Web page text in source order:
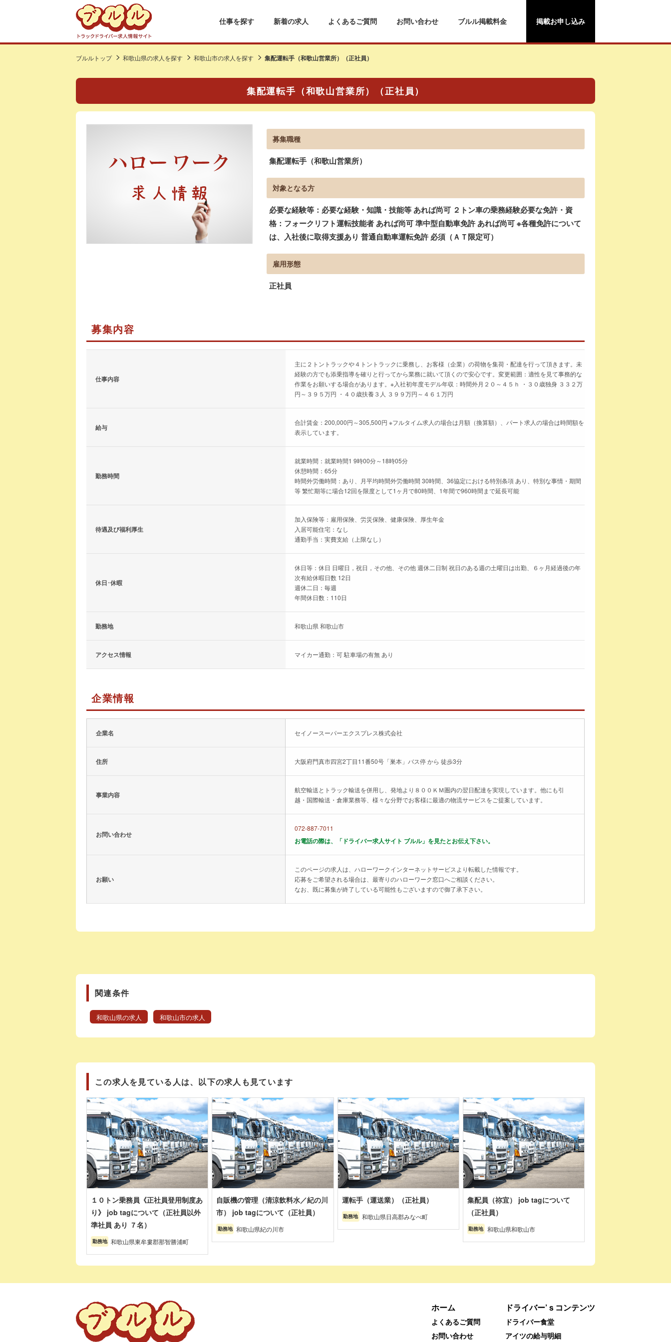
仕事を探す 新着の求人 よくあるご質問 お問い合わせ ブルル掲載料金 掲載お申し込み
ブルルトップ 和歌山県の求人を探す 和歌山市の求人を探す 集配運転手（和歌山営業所）（正社員）
集配運転手（和歌山営業所）（正社員）
募集職種
集配運転手（和歌山営業所）
対象となる方
必要な経験等：必要な経験・知識・技能等 あれば尚可 ２トン車の乗務経験必要な免許・資
格：フォークリフト運転技能者 あれば尚可 準中型自動車免許 あれば尚可 ※各種免許について
は、入社後に取得支援あり 普通自動車運転免許 必須（ＡＴ限定可）
雇用形態
正社員
募集内容
仕事内容
主に２トントラックや４トントラックに乗務し、お客様（企業）の荷物を集荷・配達を行って頂きます。未
経験の方でも添乗指導を確りと行ってから業務に就いて頂くので安心です。変更範囲：適性を見て事務的な
作業をお願いする場合があります。※入社初年度モデル年収：時間外月２０～４５ｈ ・３０歳独身 ３３２万
円～３９５万円 ・４０歳扶養３人 ３９９万円～４６１万円
給与
合計賃金：200,000円～305,500円 ※フルタイム求人の場合は月額（換算額）、パート求人の場合は時間額を
表示しています。
勤務時間
就業時間：就業時間1 9時00分～18時05分
休憩時間：65分
時間外労働時間：あり、月平均時間外労働時間 30時間、36協定における特別条項 あり、特別な事情・期間
等 繁忙期等に場合12回を限度として1ヶ月で80時間、1年間で960時間まで延長可能
待遇及び福利厚生
加入保険等：雇用保険、労災保険、健康保険、厚生年金
入居可能住宅：なし
通勤手当：実費支給（上限なし）
休日･休暇
休日等：休日 日曜日，祝日，その他、その他 週休二日制 祝日のある週の土曜日は出勤、６ヶ月経過後の年
次有給休暇日数 12日
週休二日：毎週
年間休日数：110日
勤務地 和歌山県 和歌山市
アクセス情報 マイカー通勤：可 駐車場の有無 あり
企業情報
企業名 セイノースーパーエクスプレス株式会社
住所 大阪府門真市四宮2丁目11番50号「巣本」バス停 から 徒歩3分
事業内容
航空輸送とトラック輸送を併用し、発地より８００ＫＭ圏内の翌日配達を実現しています。他にも引
越・国際輸送・倉庫業務等、様々な分野でお客様に最適の物流サービスをご提案しています。
お問い合わせ
072-887-7011
お電話の際は、「ドライバー求人サイト ブルル」を見たとお伝え下さい。
お願い
このページの求人は、ハローワークインターネットサービスより転載した情報です。
応募をご希望される場合は、最寄りのハローワーク窓口へご相談ください。
なお、既に募集が終了している可能性もございますので御了承下さい。
関連条件
和歌山県の求人 和歌山市の求人
この求人を見ている人は、以下の求人も見ています
１０トン乗務員《正社員登用制度あ
り》 job tagについて（正社員以外
準社員 あり ７名）
勤務地 和歌山県東牟婁郡那智勝浦町
自販機の管理（清涼飲料水／紀の川
市） job tagについて（正社員）
勤務地 和歌山県紀の川市
運転手（運送業）（正社員）
勤務地 和歌山県日高郡みなべ町
集配員（祢宜） job tagについて
（正社員）
勤務地 和歌山県和歌山市
ホーム
よくあるご質問
お問い合わせ
ドライバー’ｓコンテンツ
ドライバー食堂
アイツの給与明細